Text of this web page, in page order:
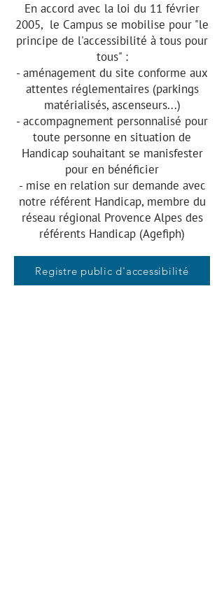
En accord avec la loi du 11 février
2005, le Campus se mobilise pour "le
principe de l'accessibilité à tous pour
tous" :
- aménagement du site conforme aux
attentes réglementaires (parkings
matérialisés, ascenseurs...)
- accompagnement personnalisé pour
toute personne en situation de
Handicap souhaitant se manisfester
pour en bénéficier
- mise en relation sur demande avec
notre référent Handicap, membre du
réseau régional Provence Alpes des
référents Handicap (Agefiph)
Registre public d'accessibilité